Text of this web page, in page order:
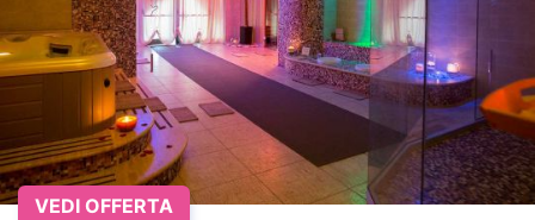
VEDI OFFERTA